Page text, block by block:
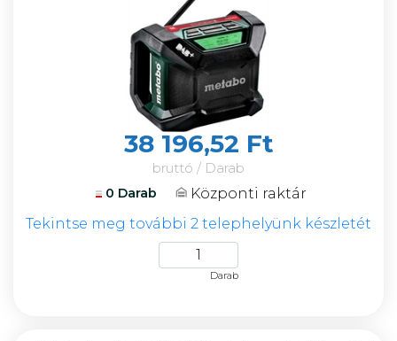
38 196,52 Ft
bruttó / Darab
0 Darab
Központi raktár
Tekintse meg további 2 telephelyünk készletét
Darab